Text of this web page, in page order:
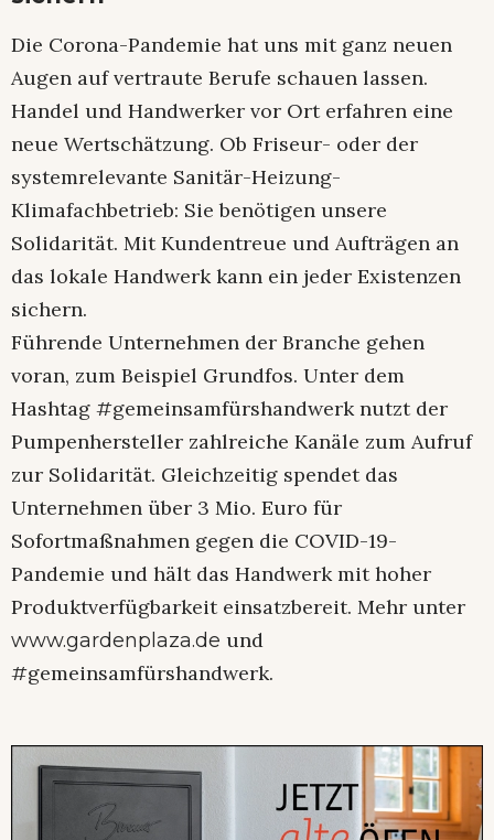
Die Corona-Pandemie hat uns mit ganz neuen
Augen auf vertraute Berufe schauen lassen.
Handel und Handwerker vor Ort erfahren eine
neue Wertschätzung. Ob Friseur- oder der
systemrelevante Sanitär-Heizung-
Klimafachbetrieb: Sie benötigen unsere
Solidarität. Mit Kundentreue und Aufträgen an
das lokale Handwerk kann ein jeder Existenzen
sichern.
Führende Unternehmen der Branche gehen
voran, zum Beispiel Grundfos. Unter dem
Hashtag #gemeinsamfürshandwerk nutzt der
Pumpenhersteller zahlreiche Kanäle zum Aufruf
zur Solidarität. Gleichzeitig spendet das
Unternehmen über 3 Mio. Euro für
Sofortmaßnahmen gegen die COVID-19-
Pandemie und hält das Handwerk mit hoher
Produktverfügbarkeit einsatzbereit. Mehr unter
www.gardenplaza.de und
#gemeinsamfürshandwerk.